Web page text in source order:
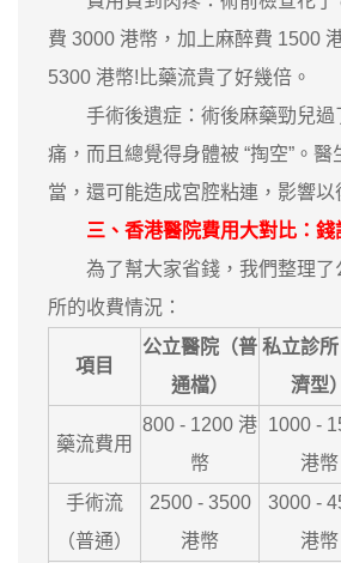
費 3000 港幣，加上麻醉費 1500
5300 港幣!比藥流貴了好幾倍。
手術後遺症：術後麻藥勁兒過
痛，而且總覺得身體被 “掏空”。
當，還可能造成宮腔粘連，影響以
三、香港醫院費用大對比：錢
為了幫大家省錢，我們整理了
所的收費情況：
項目
公立醫院（普
通檔）
私立診
濟型）
藥流費用
800 - 1200 港
幣
1000 -
港幣
手術流
（普通）
2500 - 3500
港幣
3000 -
港幣